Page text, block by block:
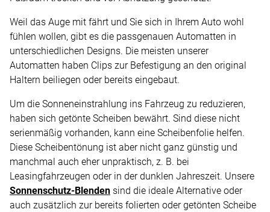
Weil das Auge mit fährt und Sie sich in Ihrem Auto wohl
fühlen wollen, gibt es die passgenauen Automatten in
unterschiedlichen Designs. Die meisten unserer
Automatten haben Clips zur Befestigung an den original
Haltern beiliegen oder bereits eingebaut.
Um die Sonneneinstrahlung ins Fahrzeug zu reduzieren,
haben sich getönte Scheiben bewährt. Sind diese nicht
serienmäßig vorhanden, kann eine Scheibenfolie helfen.
Diese Scheibentönung ist aber nicht ganz günstig und
manchmal auch eher unpraktisch, z. B. bei
Leasingfahrzeugen oder in der dunklen Jahreszeit. Unsere
Sonnenschutz-Blenden sind die ideale Alternative oder
auch zusätzlich zur bereits folierten oder getönten Scheibe